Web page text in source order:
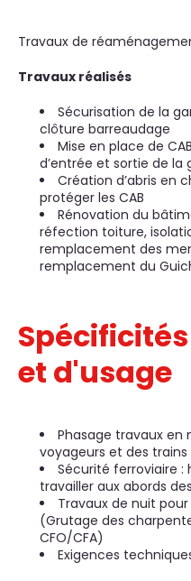
Travaux de
Travaux réalisés
Sécurisation de la
clôture barreaudage
Mise en place de
d’entrée et sortie de la
Création d’abris en
protéger les CAB
Rénovation du
réfection toiture,
remplacement des
remplacement du
et d'usage
Phasage travaux en
voyageurs et des trains
Sécurité ferroviaire :
travailler aux abords
Travaux de nuit
(Grutage des
CFO/CFA)
Exigences